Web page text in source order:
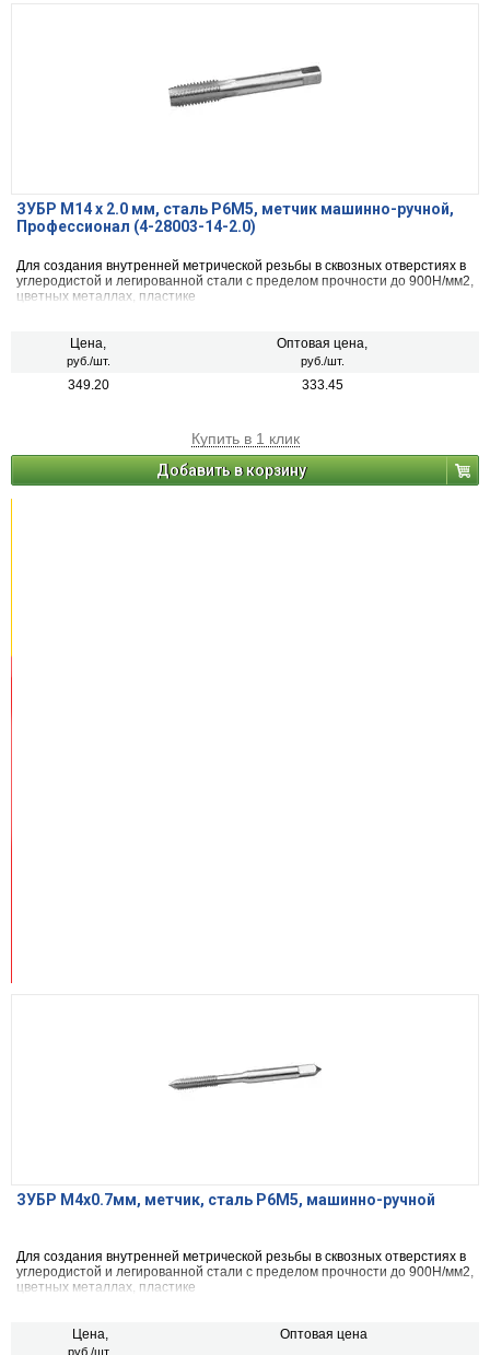
ЗУБР М14 x 2.0 мм, сталь Р6М5, метчик машинно-ручной,
Профессионал (4-28003-14-2.0)
Для создания внутренней метрической резьбы в сквозных отверстиях в
углеродистой и легированной стали с пределом прочности до 900Н/мм2,
цветных металлах, пластике
Цена,
руб./шт.
Оптовая цена,
руб./шт.
349.20 333.45
Купить в 1 клик
Добавить в корзину
ЗУБР М4x0.7мм, метчик, сталь Р6М5, машинно-ручной
Для создания внутренней метрической резьбы в сквозных отверстиях в
углеродистой и легированной стали с пределом прочности до 900Н/мм2,
цветных металлах, пластике
Цена,
руб./шт.
Оптовая цена